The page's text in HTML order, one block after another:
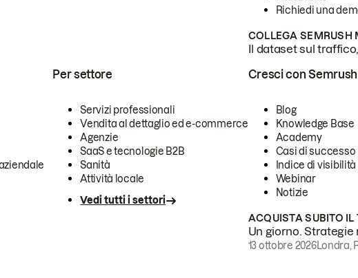
Richiedi una
COLLEGA SEMRUSH
Il dataset sul
Per settore
Servizi professionali
Vendita al dettaglio ed e-commerce
Agenzie
SaaS e tecnologie B2B
Sanità
Attività locale
Vedi tutti i settori
Cresci con Semrush
Blog
Knowledge Base
Academy
Casi di successo
Indice di visibilità
Webinar
Notizie
ACQUISTA SUBITO IL
Un giorno.
13 ottobre 2026Londra,